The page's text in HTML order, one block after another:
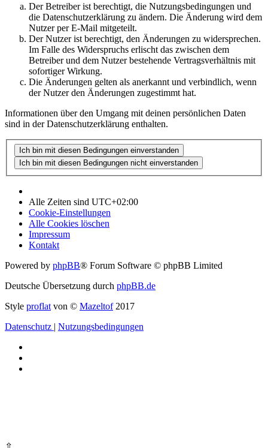
Der Betreiber ist berechtigt, die Nutzungsbedingungen und
die Datenschutzerklärung zu ändern. Die Änderung wird dem
Nutzer per E-Mail mitgeteilt.
Der Nutzer ist berechtigt, den Änderungen zu widersprechen.
Im Falle des Widerspruchs erlischt das zwischen dem
Betreiber und dem Nutzer bestehende Vertragsverhältnis mit
sofortiger Wirkung.
Die Änderungen gelten als anerkannt und verbindlich, wenn
der Nutzer den Änderungen zugestimmt hat.
Informationen über den Umgang mit deinen persönlichen Daten
sind in der Datenschutzerklärung enthalten.
Alle Zeiten sind UTC+02:00
Cookie-Einstellungen
Alle Cookies löschen
Impressum
Kontakt
Powered by phpBB® Forum Software © phpBB Limited
Deutsche Übersetzung durch phpBB.de
Style proflat von © Mazeltof2017
Datenschutz | Nutzungsbedingungen